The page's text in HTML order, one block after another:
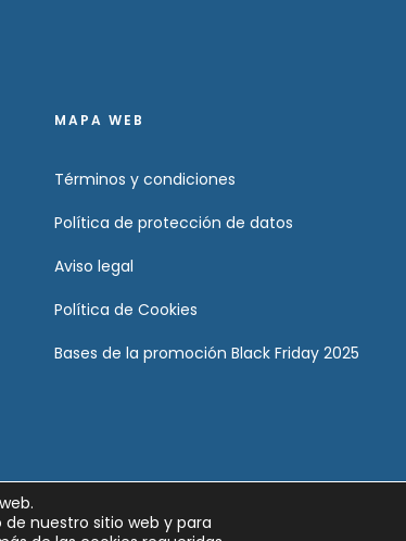
MAPA WEB
Términos y condiciones
Política de protección de datos
Aviso legal
Política de Cookies
Bases de la promoción Black Friday 2025
nuestro sitio web y para